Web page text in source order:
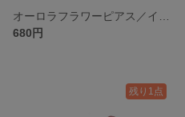
680円
残り1点